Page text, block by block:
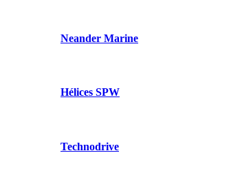
Neander Marine
Hélices SPW
Technodrive